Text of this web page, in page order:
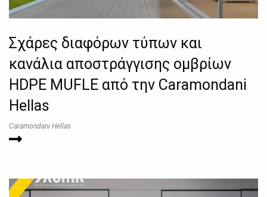
Σχάρες διαφόρων τύπων και
κανάλια αποστράγγισης ομβρίων
HDPE MUFLE από την Caramondani
Hellas
Caramondani Hellas